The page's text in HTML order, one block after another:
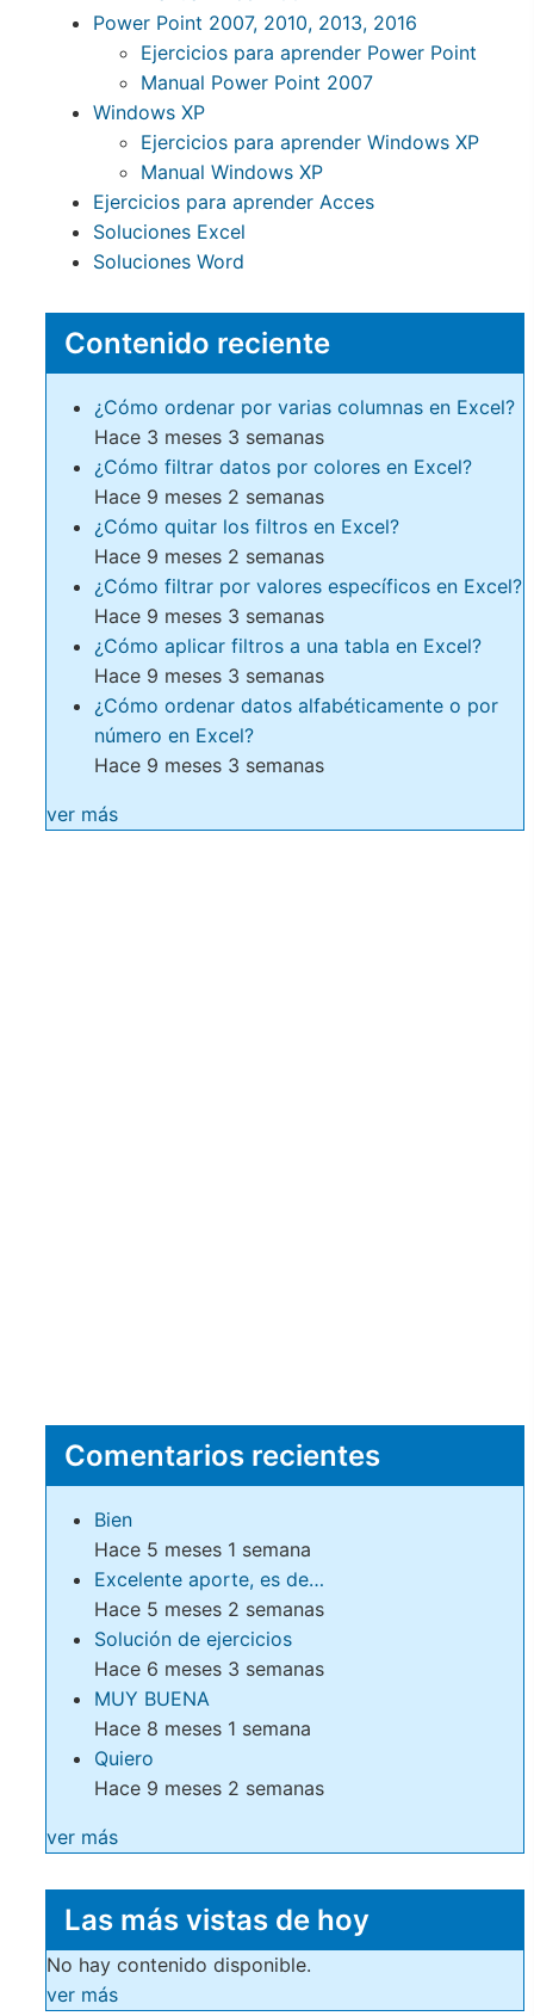
Power Point 2007, 2010, 2013, 2016
Ejercicios para aprender Power Point
Manual Power Point 2007
Windows XP
Ejercicios para aprender Windows XP
Manual Windows XP
Ejercicios para aprender Acces
Soluciones Excel
Soluciones Word
Contenido reciente
¿Cómo ordenar por varias columnas en Excel?
Hace 3 meses 3 semanas
¿Cómo filtrar datos por colores en Excel?
Hace 9 meses 2 semanas
¿Cómo quitar los filtros en Excel?
Hace 9 meses 2 semanas
¿Cómo filtrar por valores específicos en Excel?
Hace 9 meses 3 semanas
¿Cómo aplicar filtros a una tabla en Excel?
Hace 9 meses 3 semanas
¿Cómo ordenar datos alfabéticamente o por
número en Excel?
Hace 9 meses 3 semanas
ver más
Comentarios recientes
Bien
Hace 5 meses 1 semana
Excelente aporte, es de…
Hace 5 meses 2 semanas
Solución de ejercicios
Hace 6 meses 3 semanas
MUY BUENA
Hace 8 meses 1 semana
Quiero
Hace 9 meses 2 semanas
ver más
Las más vistas de hoy
No hay contenido disponible.
ver más